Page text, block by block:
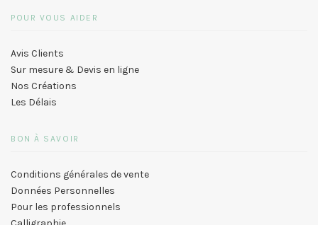
POUR VOUS AIDER
Avis Clients
Sur mesure & Devis en ligne
Nos Créations
Les Délais
BON À SAVOIR
Conditions générales de vente
Données Personnelles
Pour les professionnels